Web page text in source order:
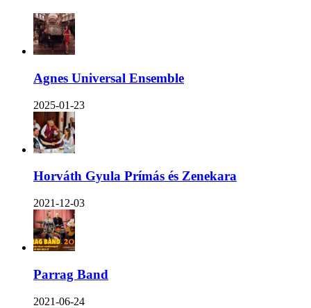
Agnes Universal Ensemble
2025-01-23
Horváth Gyula Prímás és Zenekara
2021-12-03
Parrag Band
2021-06-24